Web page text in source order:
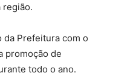
região.
da Prefeitura com o
promoção de
todo o ano.